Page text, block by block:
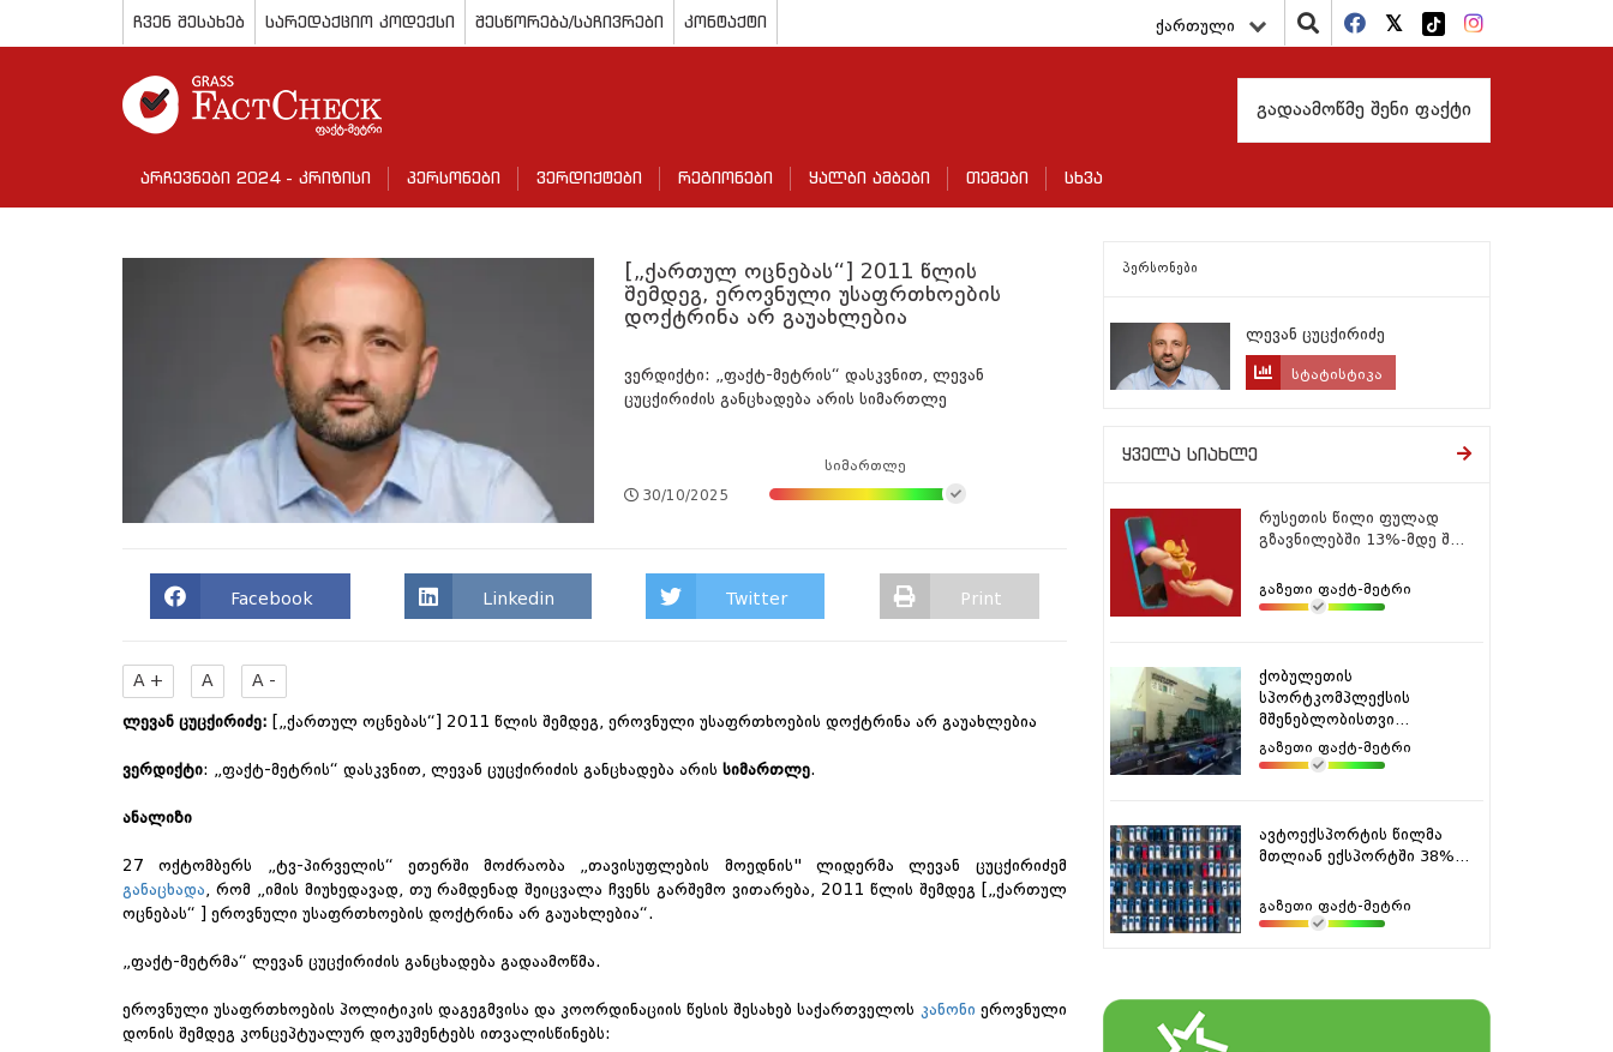
ჩვენ შესახებ სარედაქციო კოდექსი შესწორება/საჩივრები კონტაქტი ქართული
გადაამოწმე შენი ფაქტი
არჩევნები 2024 - კრიზისი პერსონები ვერდიქტები რეგიონები ყალბი ამბები თემები სხვა
[„ქართულ ოცნებას“] 2011 წლის
შემდეგ, ეროვნული უსაფრთხოების
დოქტრინა არ გაუახლებია
ვერდიქტი: „ფაქტ-მეტრის“ დასკვნით, ლევან
ცუცქირიძის განცხადება არის სიმართლე
30/10/2025
სიმართლე
Facebook Linkedin Twitter Print
A + A A -
ლევან ცუცქირიძე: [„ქართულ ოცნებას“] 2011 წლის შემდეგ, ეროვნული უსაფრთხოების დოქტრინა არ გაუახლებია
ვერდიქტი: „ფაქტ-მეტრის“ დასკვნით, ლევან ცუცქირიძის განცხადება არის სიმართლე.
ანალიზი
27 ოქტომბერს „ტვ-პირველის“ ეთერში მოძრაობა „თავისუფლების მოედნის" ლიდერმა ლევან ცუცქირიძემ
განაცხადა, რომ „იმის მიუხედავად, თუ რამდენად შეიცვალა ჩვენს გარშემო ვითარება, 2011 წლის შემდეგ [„ქართულ
ოცნებას“ ] ეროვნული უსაფრთხოების დოქტრინა არ გაუახლებია“.
„ფაქტ-მეტრმა“ ლევან ცუცქირიძის განცხადება გადაამოწმა.
ეროვნული უსაფრთხოების პოლიტიკის დაგეგმვისა და კოორდინაციის წესის შესახებ საქართველოს კანონი ეროვნული
დონის შემდეგ კონცეპტუალურ დოკუმენტებს ითვალისწინებს:
პერსონები
ლევან ცუცქირიძე
სტატისტიკა
ყველა სიახლე
რუსეთის წილი ფულად
გზავნილებში 13%-მდე შ...
გაზეთი ფაქტ-მეტრი
ქობულეთის
სპორტკომპლექსის
მშენებლობისთვი...
გაზეთი ფაქტ-მეტრი
ავტოექსპორტის წილმა
მთლიან ექსპორტში 38%...
გაზეთი ფაქტ-მეტრი